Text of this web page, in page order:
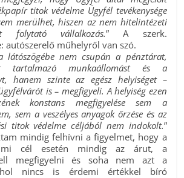
titok védelme Ügyfél tevékenysége
merülhet, hiszen az nem hitelintézeti
folytató vállalkozás.” A szerk.
autószerelő műhelyről van szó.
látószögébe nem csupán a pénztárat,
tartalmazó munkaállomást és a
hanem szinte az egész helyiséget –
is – megfigyeli. A helyiség ezen
konstans megfigyelése sem a
sem a veszélyes anyagok őrzése és az
titok védelme céljából nem indokolt.”
mindig felhívni a figyelmet, hogy a
cél esetén mindig az árut, a
megfigyelni és soha nem azt a
nincs is érdemi értékkel bíró